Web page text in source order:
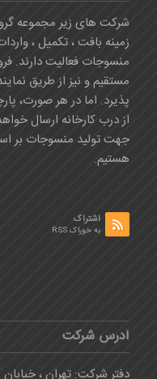
شرکت های زیر مجموعه گروه
زمینه بافت ، تکمیل ،
منسوجات فعالیت دارند.
مستقیم و نیز از طریق
پذیرد. اما در هر صورت،
از درب کارخانه ارسال
جهت تولید منسوجات بر
هستیم.
اشتراک
به خوراک RSS
آدرس شرکت
دفتر شرکت: تهران ، خیابان